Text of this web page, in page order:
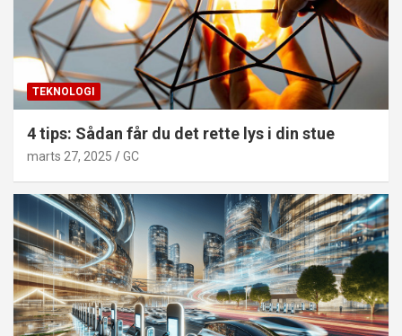
TEKNOLOGI
4 tips: Sådan får du det rette lys i din stue
marts 27, 2025 GC